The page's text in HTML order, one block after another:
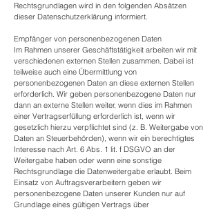
Rechtsgrundlagen wird in den folgenden Absätzen
dieser Datenschutzerklärung informiert.
Empfänger von personenbezogenen Daten
Im Rahmen unserer Geschäftstätigkeit arbeiten wir mit
verschiedenen externen Stellen zusammen. Dabei ist
teilweise auch eine Übermittlung von
personenbezogenen Daten an diese externen Stellen
erforderlich. Wir geben personenbezogene Daten nur
dann an externe Stellen weiter, wenn dies im Rahmen
einer Vertragserfüllung erforderlich ist, wenn wir
gesetzlich hierzu verpflichtet sind (z. B. Weitergabe von
Daten an Steuerbehörden), wenn wir ein berechtigtes
Interesse nach Art. 6 Abs. 1 lit. f DSGVO an der
Weitergabe haben oder wenn eine sonstige
Rechtsgrundlage die Datenweitergabe erlaubt. Beim
Einsatz von Auftragsverarbeitern geben wir
personenbezogene Daten unserer Kunden nur auf
Grundlage eines gültigen Vertrags über